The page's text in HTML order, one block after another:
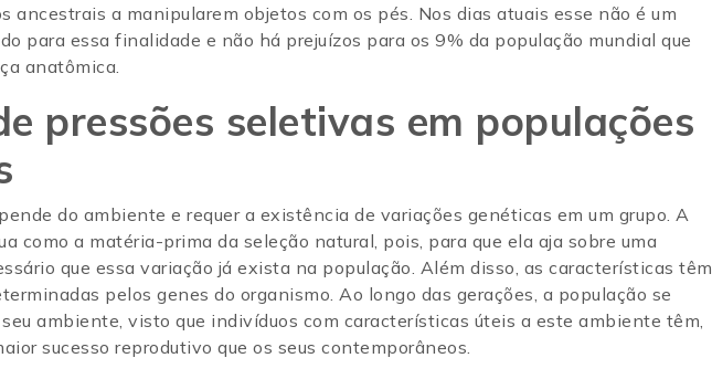
ancestrais a manipularem objetos com os pés. Nos dias atuais esse não é um
para essa finalidade e não há prejuízos para os 9% da população mundial que
anatômica.
pressões seletivas em populações
do ambiente e requer a existência de variações genéticas em um grupo. A
como a matéria-prima da seleção natural, pois, para que ela aja sobre uma
que essa variação já exista na população. Além disso, as características têm
pelos genes do organismo. Ao longo das gerações, a população se
ambiente, visto que indivíduos com características úteis a este ambiente têm,
sucesso reprodutivo que os seus contemporâneos.